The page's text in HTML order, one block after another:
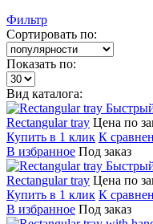
Фильтр
Сортировать по:
Показать по:
Вид каталога:
Rectangular tray Цена по
Купить в 1 клик К
В избранное Под заказ
Rectangular tray Цена по
Купить в 1 клик К
В избранное Под заказ